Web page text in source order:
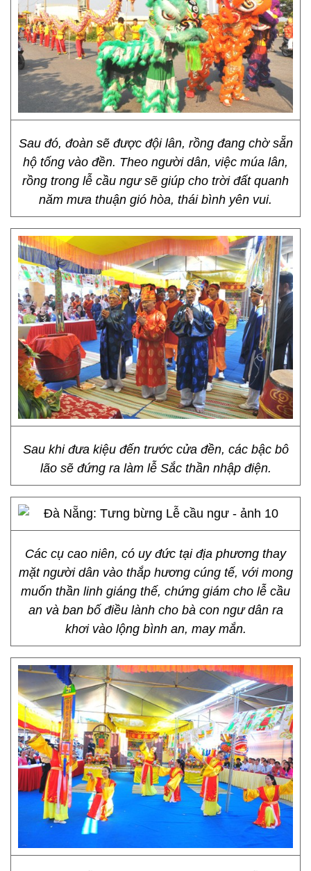
Sau đó, đoàn sẽ được đội lân, rồng đang chờ sẵn
hộ tống vào đền. Theo người dân, việc múa lân,
rồng trong lễ cầu ngư sẽ giúp cho trời đất quanh
năm mưa thuận gió hòa, thái bình yên vui.
Sau khi đưa kiệu đến trước cửa đền, các bậc bô
lão sẽ đứng ra làm lễ Sắc thần nhập điện.
Các cụ cao niên, có uy đức tại địa phương thay
mặt người dân vào thắp hương cúng tế, với mong
muốn thần linh giáng thế, chứng giám cho lễ cầu
an và ban bố điều lành cho bà con ngư dân ra
khơi vào lộng bình an, may mắn.